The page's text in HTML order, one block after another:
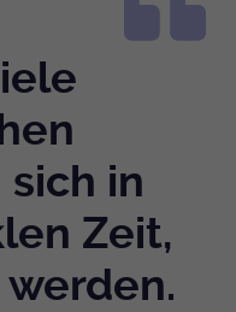
in
Zeit,
optionale Nummer
gibt lediglich eine